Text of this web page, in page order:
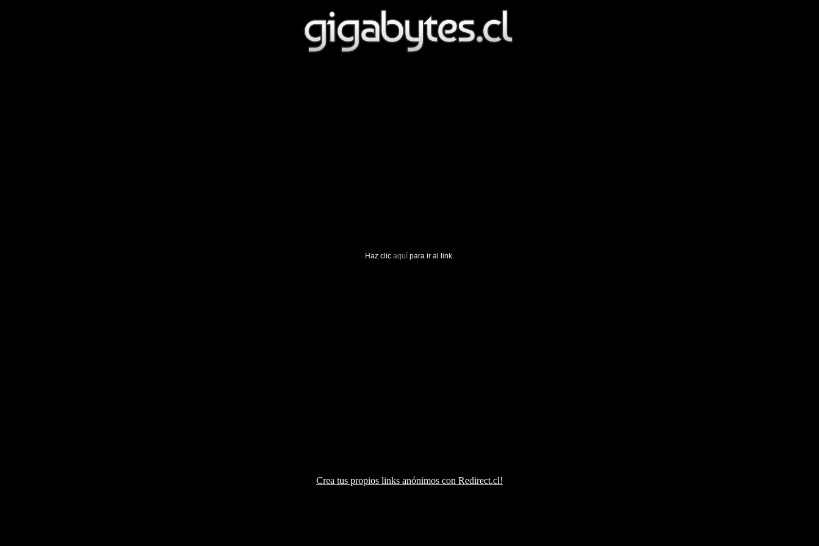
Haz clic aquí para ir al link.
Crea tus propios links anónimos con Redirect.cl!